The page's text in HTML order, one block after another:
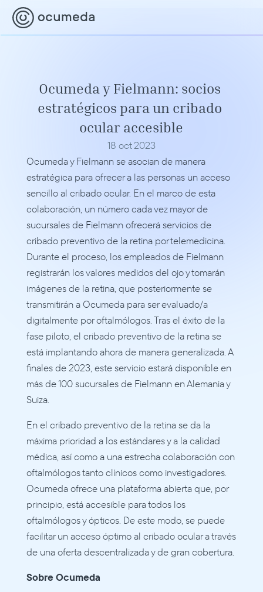
Ocumeda y Fielmann: socios
estratégicos para un cribado
ocular accesible
18 oct 2023
Ocumeda y Fielmann se asocian de manera
estratégica para ofrecer a las personas un acceso
sencillo al cribado ocular. En el marco de esta
colaboración, un número cada vez mayor de
sucursales de Fielmann ofrecerá servicios de
cribado preventivo de la retina por telemedicina.
Durante el proceso, los empleados de Fielmann
registrarán los valores medidos del ojo y tomarán
imágenes de la retina, que posteriormente se
transmitirán a Ocumeda para ser evaluado/a
digitalmente por oftalmólogos. Tras el éxito de la
fase piloto, el cribado preventivo de la retina se
está implantando ahora de manera generalizada. A
finales de 2023, este servicio estará disponible en
más de 100 sucursales de Fielmann en Alemania y
Suiza.‍
En el cribado preventivo de la retina se da la
máxima prioridad a los estándares y a la calidad
médica, así como a una estrecha colaboración con
oftalmólogos tanto clínicos como investigadores.
Ocumeda ofrece una plataforma abierta que, por
principio, está accesible para todos los
oftalmólogos y ópticos. De este modo, se puede
facilitar un acceso óptimo al cribado ocular a través
de una oferta descentralizada y de gran cobertura.
Sobre Ocumeda